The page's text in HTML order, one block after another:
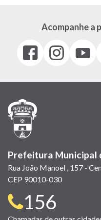
Acompanhe a
Facebook
(link
em
janela)
Instagram
(link
em
(link
em
Prefeitura Municipal
Rua João Manoel , 157 -
CEP 90010-030
Telefone
156